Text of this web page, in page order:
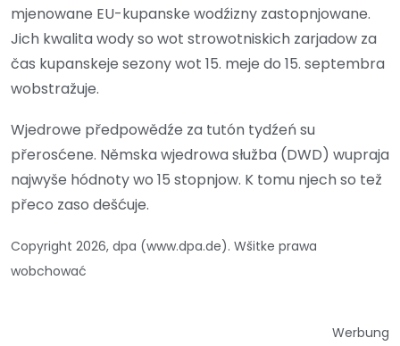
mjenowane EU-kupanske wodźizny zastopnjowane.
Jich kwalita wody so wot strowotniskich zarjadow za
čas kupanskeje sezony wot 15. meje do 15. septembra
wobstražuje.
Wjedrowe předpowědźe za tutón tydźeń su
přerosćene. Němska wjedrowa słužba (DWD) wupraja
najwyše hódnoty wo 15 stopnjow. K tomu njech so tež
přeco zaso dešćuje.
Copyright 2026, dpa (www.dpa.de). Wšitke prawa
wobchować
Werbung